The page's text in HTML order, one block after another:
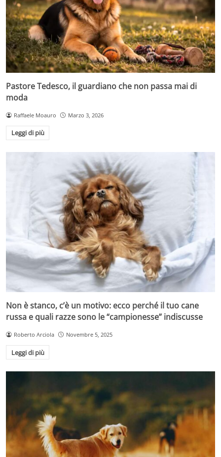
Pastore Tedesco, il guardiano che non passa mai di
moda
Raffaele Moauro Marzo 3, 2026
Leggi di più
Non è stanco, c’è un motivo: ecco perché il tuo cane
russa e quali razze sono le “campionesse” indiscusse
Roberto Arciola Novembre 5, 2025
Leggi di più